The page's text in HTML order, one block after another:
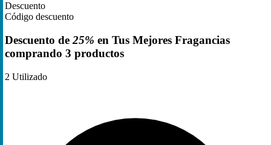
Descuento
Código descuento
Descuento de 25% en Tus Mejores Fragancias
comprando 3 productos
2 Utilizado